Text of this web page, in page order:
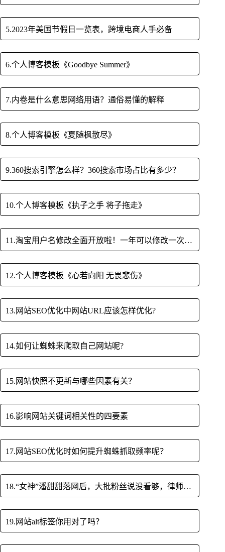
5.2023年美国节假日一览表，跨境电商人手必备
6.个人博客模板《Goodbye Summer》
7.内卷是什么意思网络用语？通俗易懂的解释
8.个人博客模板《夏随枫散尽》
9.360搜索引擎怎么样？360搜索市场占比有多少？
10.个人博客模板《执子之手 将子拖走》
11.淘宝用户名修改全面开放啦！一年可以修改一次，买东西再也尴尬
12.个人博客模板《心若向阳 无畏悲伤》
13.网站SEO优化中网站URL应该怎样优化?
14.如何让蜘蛛来爬取自己网站呢?
15.网站快照不更新与哪些因素有关？
16.影响网站关键词相关性的四要素
17.网站SEO优化时如何提升蜘蛛抓取频率呢？
18.“女神”潘甜甜落网后，大批粉丝说没看够，律师称要判三年
19.网站alt标签你用对了吗？